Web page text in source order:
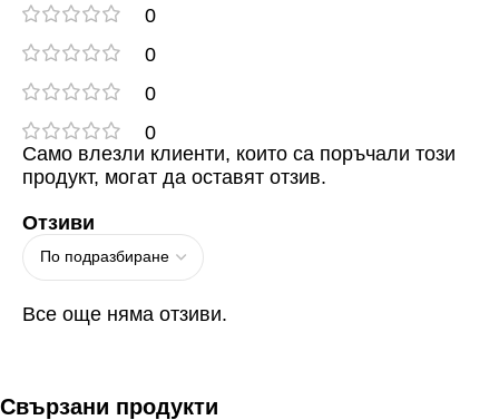
0
0
0
0
Отзиви
Все още няма отзиви.
Само влезли клиенти, които са поръчали този
продукт, могат да оставят отзив.
Свързани продукти